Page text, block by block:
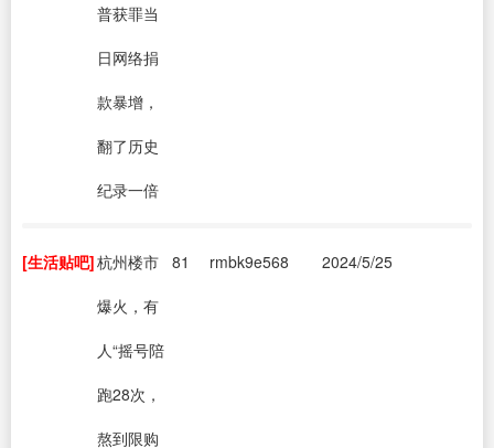
普获罪当
日网络捐
款暴增，
翻了历史
纪录一倍
[生活贴吧]杭州楼市
爆火，有
人“摇号陪
跑28次，
熬到限购
81 rmbk9e568 2024/5/25